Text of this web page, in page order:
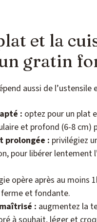
et la
gratin
aussi de l’ustensile
: optez pour un plat
et profond (6-8 cm)
prolongée : privilégiez
pour libérer lentement
opère après au moins
et fondante.
: augmentez la